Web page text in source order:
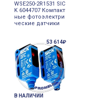
WSE250-2R1531 SIC
K 6044707 Компакт
ные фотоэлектри
ческие датчики
53 614₽
В НАЛИЧИИ